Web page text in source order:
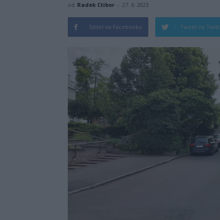
od Radek Ctibor - 27. 6. 2023
Sdílet na Facebooku Tweet na